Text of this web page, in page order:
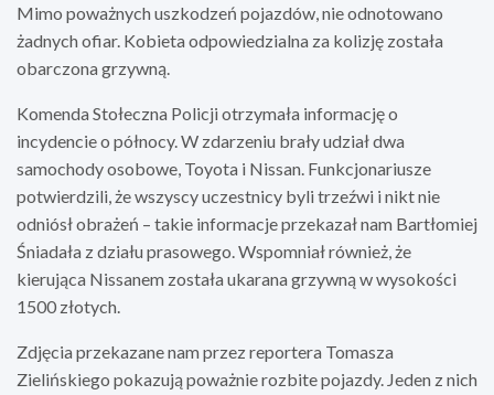
Mimo poważnych uszkodzeń pojazdów, nie odnotowano
żadnych ofiar. Kobieta odpowiedzialna za kolizję została
obarczona grzywną.
Komenda Stołeczna Policji otrzymała informację o
incydencie o północy. W zdarzeniu brały udział dwa
samochody osobowe, Toyota i Nissan. Funkcjonariusze
potwierdzili, że wszyscy uczestnicy byli trzeźwi i nikt nie
odniósł obrażeń – takie informacje przekazał nam Bartłomiej
Śniadała z działu prasowego. Wspomniał również, że
kierująca Nissanem została ukarana grzywną w wysokości
1500 złotych.
Zdjęcia przekazane nam przez reportera Tomasza
Zielińskiego pokazują poważnie rozbite pojazdy. Jeden z nich